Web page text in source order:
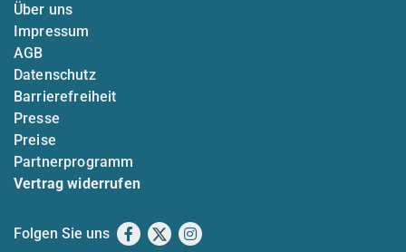
Über uns
Impressum
AGB
Datenschutz
Barrierefreiheit
Presse
Preise
Partnerprogramm
Vertrag widerrufen
Folgen Sie uns Facebook
X Instagram